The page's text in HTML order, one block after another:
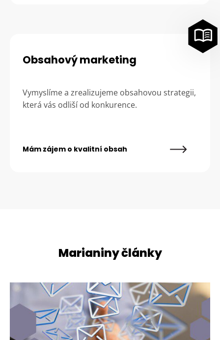
Obsahový marketing
Vymyslíme a zrealizujeme obsahovou strategii,
která vás odliší od konkurence.
Mám zájem o kvalitní obsah
Marianiny články